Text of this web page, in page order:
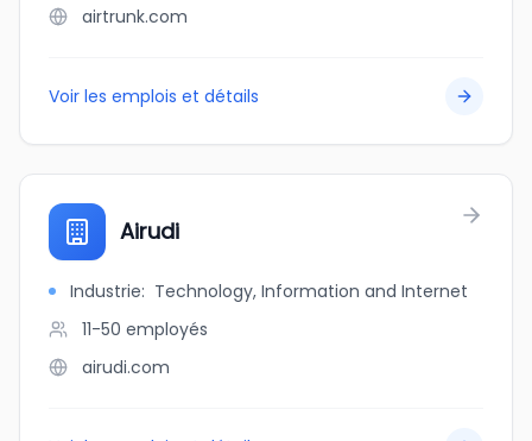
airtrunk.com
Voir les emplois et détails
Airudi
Industrie: Technology, Information and Internet
11-50 employés
airudi.com